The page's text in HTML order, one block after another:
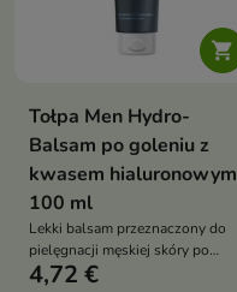

Tołpa Men Hydro-
Balsam po goleniu z
kwasem hialuronowym
100 ml
Lekki balsam przeznaczony do
pielęgnacji męskiej skóry po
goleniu.
4,72 €